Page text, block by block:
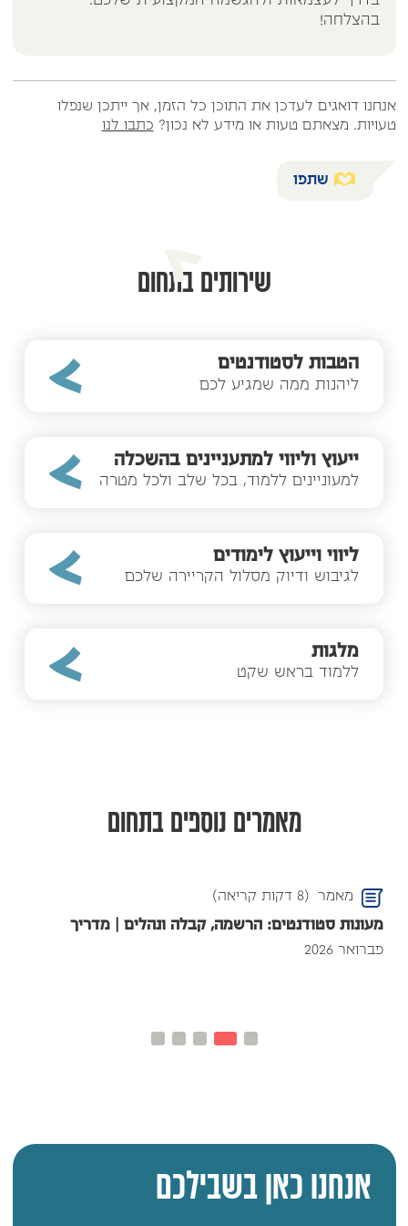
בהצלחה!
אנחנו דואגים לעדכן את התוכן כל הזמן, אך ייתכן שנפלו
טעויות. מצאתם טעות או מידע לא נכון? כתבו לנו
שתפו
שירותים בתחום
הטבות לסטודנטים
ליהנות ממה שמגיע לכם
ייעוץ וליווי למתעניינים בהשכלה
למעוניינים ללמוד, בכל שלב ולכל מטרה
ליווי וייעוץ לימודים
לגיבוש ודיוק מסלול הקריירה שלכם
מלגות
ללמוד בראש שקט
מאמרים נוספים בתחום
מאמר (8 דקות קריאה)
מעונות סטודנטים: הרשמה, קבלה ונהלים | מדריך
פברואר 2026
אנחנו כאן בשבילכם